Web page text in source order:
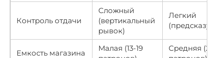
Контроль отдачи
Сложный
(вертикальный
рывок)
Легкий
Емкость магазина
Малая (13-19
Средняя